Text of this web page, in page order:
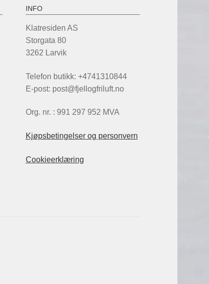
INFO
Klatresiden AS
Storgata 80
3262 Larvik
Telefon butikk: +4741310844
E-post: post@fjellogfriluft.no
Org. nr. : 991 297 952 MVA
Kjøpsbetingelser og personvern
Cookieerklæring